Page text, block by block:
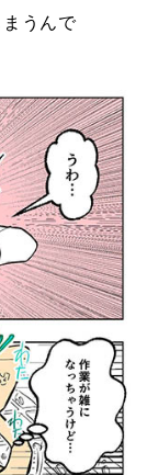
うんで